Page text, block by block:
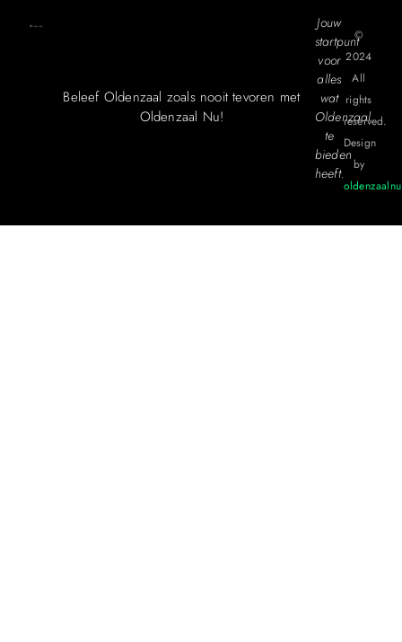
Beleef Oldenzaal zoals nooit tevoren met
Oldenzaal Nu!
Jouw
startpunt
voor
alles
wat
Oldenzaal
te
bieden
heeft.
©
2024
All
rights
reserved.
Design
by